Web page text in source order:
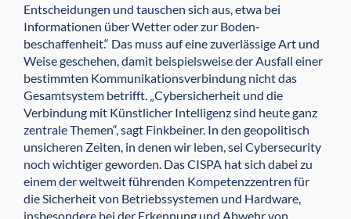
Entscheidungen und tauschen sich aus, etwa bei
Informationen über Wetter oder zur Boden­
beschaffenheit.“ Das muss auf eine zuverlässige Art und
Weise geschehen, damit beispielsweise der Ausfall einer
bestimmten Kommunikations­verbindung nicht das
Gesamt­system betrifft. „Cybersicherheit und die
Verbindung mit Künstlicher Intelligenz sind heute ganz
zentrale Themen“, sagt Finkbeiner. In den geopolitisch
unsicheren Zeiten, in denen wir leben, sei Cybersecurity
noch wichtiger geworden. Das CISPA hat sich dabei zu
einem der weltweit führenden Kompetenzzentren für
die Sicherheit von Betriebssystemen und Hardware,
insbesondere bei der Erkennung und Abwehr von